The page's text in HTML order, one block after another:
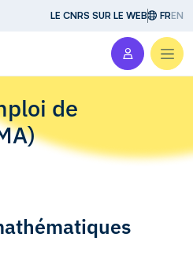
LE CNRS SUR LE WEB FREN
de